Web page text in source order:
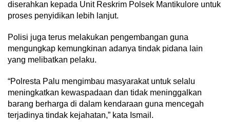
diserahkan kepada Unit Reskrim Polsek Mantikulore untuk
proses penyidikan lebih lanjut.
Polisi juga terus melakukan pengembangan guna
mengungkap kemungkinan adanya tindak pidana lain
yang melibatkan pelaku.
“Polresta Palu mengimbau masyarakat untuk selalu
meningkatkan kewaspadaan dan tidak meninggalkan
barang berharga di dalam kendaraan guna mencegah
terjadinya tindak kejahatan,” kata Ismail.